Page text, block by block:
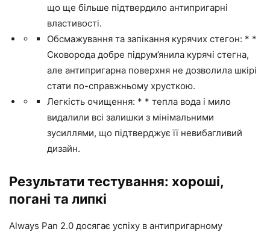
що ще більше підтвердило антипригарні
властивості.
Обсмажування та запікання курячих стегон: * *
Сковорода добре підрум’янила курячі стегна,
але антипригарна поверхня не дозволила шкірі
стати по-справжньому хрусткою.
Легкість очищення: * * тепла вода і мило
видалили всі залишки з мінімальними
зусиллями, що підтверджує її невибагливий
дизайн.
Результати тестування: хороші,
погані та липкі
Always Pan 2.0 досягає успіху в антипригарному